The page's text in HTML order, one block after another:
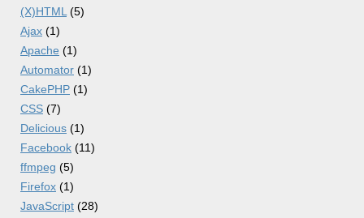
(X)HTML (5)
Ajax (1)
Apache (1)
Automator (1)
CakePHP (1)
CSS (7)
Delicious (1)
Facebook (11)
ffmpeg (5)
Firefox (1)
JavaScript (28)